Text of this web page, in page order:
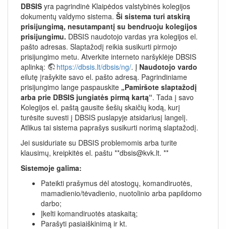
DBSIS yra pagrindinė Klaipėdos valstybinės kolegijos
dokumentų valdymo sistema. Ši sistema turi atskirą
prisijungimą, nesutampantį su bendruoju kolegijos
prisijungimu. DBSIS naudotojo vardas yra kolegijos el.
pašto adresas. Slaptažodį reikia susikurti pirmojo
prisijungimo metu. Atverkite interneto naršyklėje DBSIS
aplinką:
https://dbsis.lt/dbsis/ng/. Į Naudotojo vardo
eilutę įrašykite savo el. pašto adresą. Pagrindiniame
prisijungimo lange paspauskite „Pamiršote slaptažodį
arba prie DBSIS jungiatės pirmą kartą“. Tada į savo
Kolegijos el. paštą gausite šešių skaičių kodą, kurį
turėsite suvesti į DBSIS puslapyje atsidariusį langelį.
Atlikus tai sistema paprašys susikurti norimą slaptažodį.
Jei susiduriate su DBSIS problemomis arba turite
klausimų, kreipkitės el. paštu **dbsis@kvk.lt. **
Sistemoje galima:
Pateikti prašymus dėl atostogų, komandiruotės,
mamadienio/tėvadienio, nuotolinio arba papildomo
darbo;
Įkelti komandiruotės ataskaitą;
Parašyti pasiaiškinimą ir kt.